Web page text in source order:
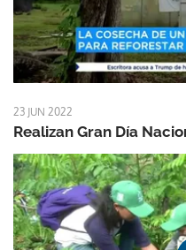
23 JUN 2022
Realizan Gran Día